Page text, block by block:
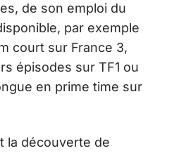
de son emploi du
par exemple
court sur France 3,
épisodes sur TF1 ou
en prime time sur
la découverte de